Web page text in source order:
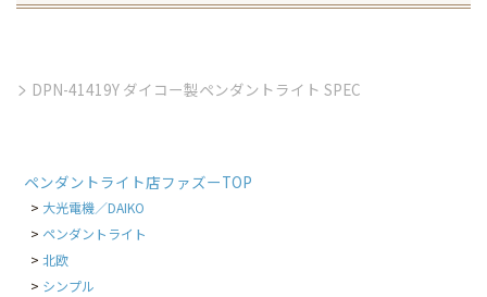
DPN-41419Y ダイコー製ペンダントライト SPEC
ペンダントライト店ファズーTOP
大光電機／DAIKO
ペンダントライト
北欧
シンプル